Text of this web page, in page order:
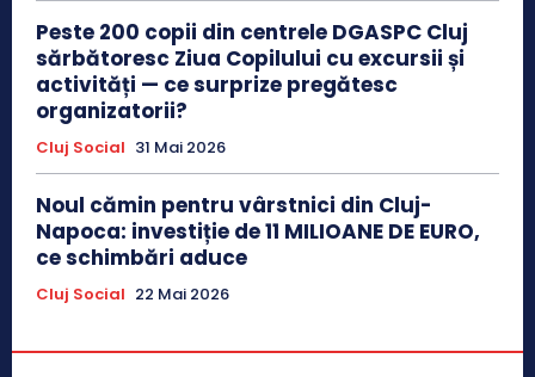
Peste 200 copii din centrele DGASPC Cluj
sărbătoresc Ziua Copilului cu excursii și
activități — ce surprize pregătesc
organizatorii?
Cluj Social 31 Mai 2026
Noul cămin pentru vârstnici din Cluj-
Napoca: investiție de 11 MILIOANE DE EURO,
ce schimbări aduce
Cluj Social 22 Mai 2026